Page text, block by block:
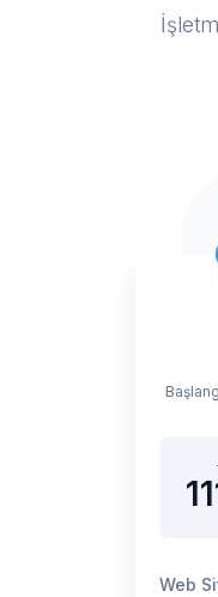
Web